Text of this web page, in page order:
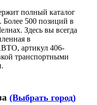
полный каталог
Более 500 позиций в
Здесь вы всегда
в
артикул 406-
транспортными
(Выбрать город)